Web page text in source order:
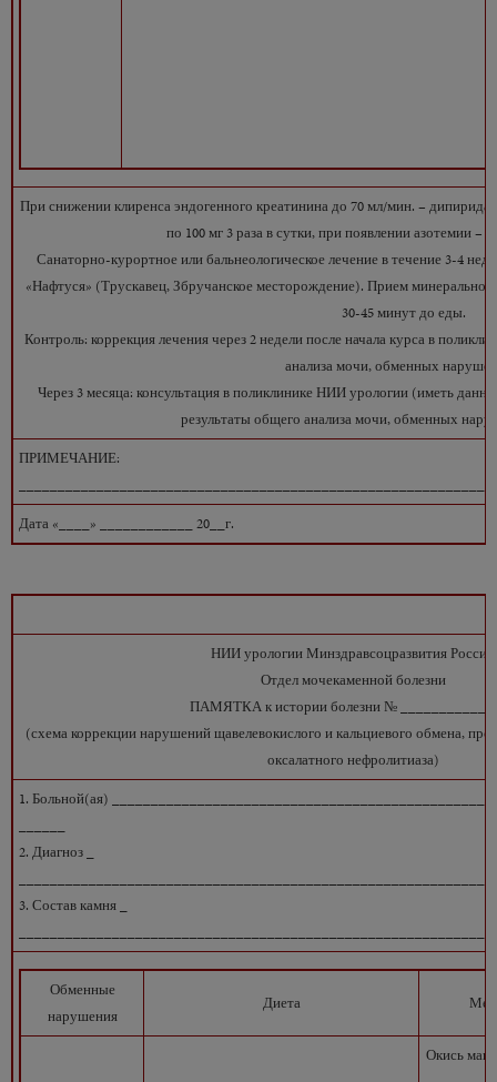
При снижении клиренса эндогенного креатинина до 70 мл/мин. –
по 100 мг 3 раза в сутки, при появлении азотемии –
Санаторно-курортное или бальнеологическое лечение в течение 3-4
«Нафтуся» (Трускавец, Збручанское месторождение). Прием минеральной
30-45 минут до еды.
Контроль: коррекция лечения через 2 недели после начала курса в
анализа мочи, обменных
Через 3 месяца: консультация в поликлинике НИИ урологии (иметь
результаты общего анализа мочи, обменных
ПРИМЕЧАНИЕ:
Дата «____» ____________ 20__г.
НИИ урологии Минздравсоцразвития России
Отдел мочекаменной болезни
ПАМЯТКА к истории болезни №
(схема коррекции нарушений щавелевокислого и кальциевого обмена,
оксалатного нефролитиаза)
1. Больной(ая)
2. Диагноз _
3. Состав камня _
Обменные
нарушения
Диета
Окись